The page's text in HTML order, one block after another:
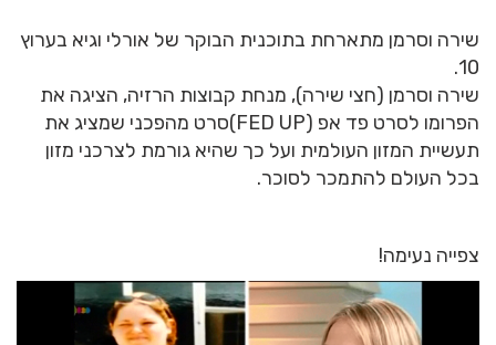
שירה וסרמן מתארחת בתוכנית הבוקר של אורלי וגיא בערוץ
10.
שירה וסרמן (חצי שירה), מנחת קבוצות הרזיה, הציגה את
הפרומו לסרט פד אפ (FED UP)סרט מהפכני שמציג את
תעשיית המזון העולמית ועל כך שהיא גורמת לצרכני מזון
בכל העולם להתמכר לסוכר.
צפייה נעימה!